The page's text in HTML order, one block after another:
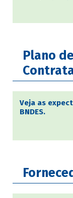
Plano de
Veja as
BNDES.